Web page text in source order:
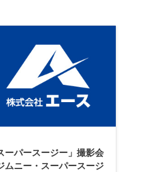
ーパースージー」撮影会
ムニー・スーパースージ